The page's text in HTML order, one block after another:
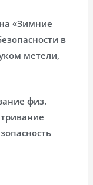
«Зимние
в
метели,
физ.